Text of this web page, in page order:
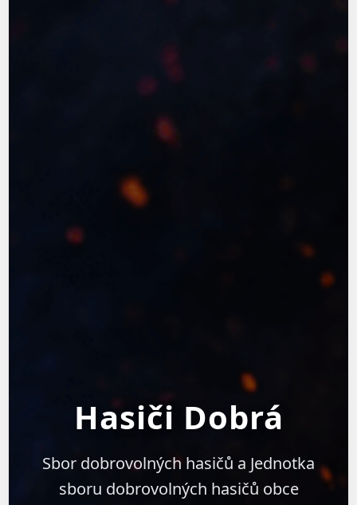
Hasiči Dobrá
Sbor dobrovolných hasičů a Jednotka
sboru dobrovolných hasičů obce